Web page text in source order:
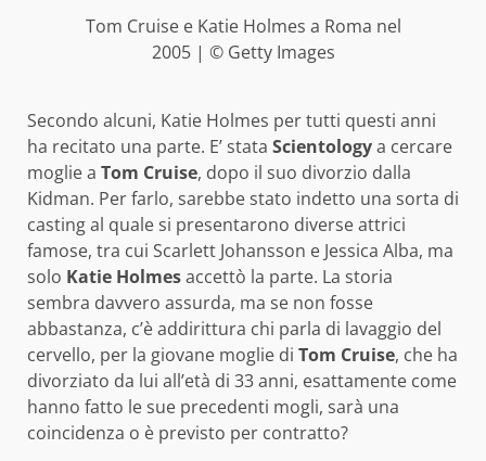
Tom Cruise e Katie Holmes a Roma nel
2005 | © Getty Images
Secondo alcuni, Katie Holmes per tutti questi anni
ha recitato una parte. E’ stata Scientologya cercare
moglie a Tom Cruise, dopo il suo divorzio dalla
Kidman. Per farlo, sarebbe stato indetto una sorta di
casting al quale si presentarono diverse attrici
famose, tra cui Scarlett Johansson e Jessica Alba, ma
solo Katie Holmesaccettò la parte. La storia
sembra davvero assurda, ma se non fosse
abbastanza, c’è addirittura chi parla di lavaggio del
cervello, per la giovane moglie di Tom Cruise, che ha
divorziato da lui all’età di 33 anni, esattamente come
hanno fatto le sue precedenti mogli, sarà una
coincidenza o è previsto per contratto?